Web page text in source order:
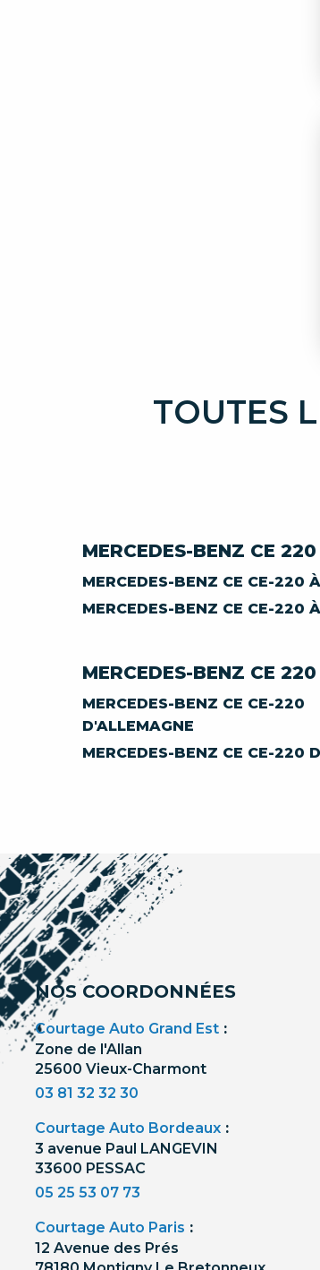
TOUTES
MERCEDES-BENZ CE
MERCEDES-BENZ CE CE-220
MERCEDES-BENZ CE CE-220
MERCEDES-BENZ CE
MERCEDES-BENZ CE CE-220
D'ALLEMAGNE
MERCEDES-BENZ CE CE-220
NOS COORDONNÉES
Courtage Auto Grand Est :
Zone de l'Allan
25600 Vieux-Charmont
03 81 32 32 30
Courtage Auto Bordeaux :
3 avenue Paul LANGEVIN
33600 PESSAC
05 25 53 07 73
Courtage Auto Paris :
12 Avenue des Prés